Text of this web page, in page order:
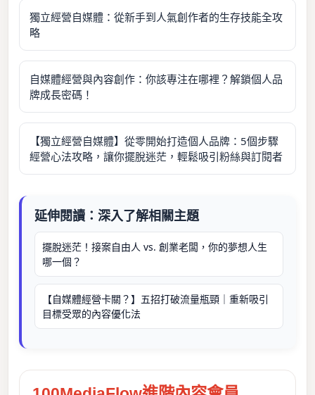
獨立經營自媒體：從新手到人氣創作者的生存技能全攻
略
自媒體經營與內容創作：你該專注在哪裡？解鎖個人品
牌成長密碼！
【獨立經營自媒體】從零開始打造個人品牌：5個步驟
經營心法攻略，讓你擺脫迷茫，輕鬆吸引粉絲與訂閱者
延伸閱讀：深入了解相關主題
擺脫迷茫！接案自由人 vs. 創業老闆，你的夢想人生
哪一個？
【自媒體經營卡關？】五招打破流量瓶頸｜重新吸引
目標受眾的內容優化法